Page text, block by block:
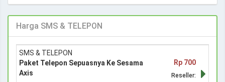
Harga SMS & TELEPON
SMS & TELEPON
Paket Telepon Sepuasnya Ke Sesama
Axis
Rp 700
Reseller: